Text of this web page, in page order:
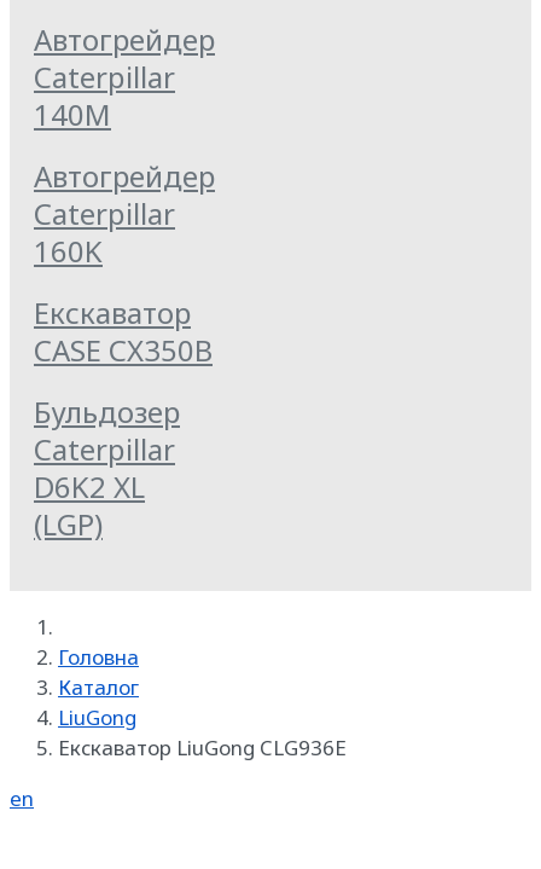
Автогрейдер
Caterpillar
140M
Автогрейдер
Caterpillar
160K
Екскаватор
CASE CX350B
Бульдозер
Caterpillar
D6K2 XL
(LGP)
Головна
Каталог
LiuGong
Екскаватор LiuGong CLG936E
en